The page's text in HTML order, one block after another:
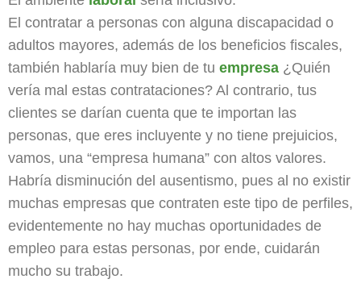
El contratar a personas con alguna discapacidad o
adultos mayores, además de los beneficios fiscales,
también hablaría muy bien de tu empresa ¿Quién
vería mal estas contrataciones? Al contrario, tus
clientes se darían cuenta que te importan las
personas, que eres incluyente y no tiene prejuicios,
vamos, una “empresa humana” con altos valores.
Habría disminución del ausentismo, pues al no existir
muchas empresas que contraten este tipo de perfiles,
evidentemente no hay muchas oportunidades de
empleo para estas personas, por ende, cuidarán
mucho su trabajo.